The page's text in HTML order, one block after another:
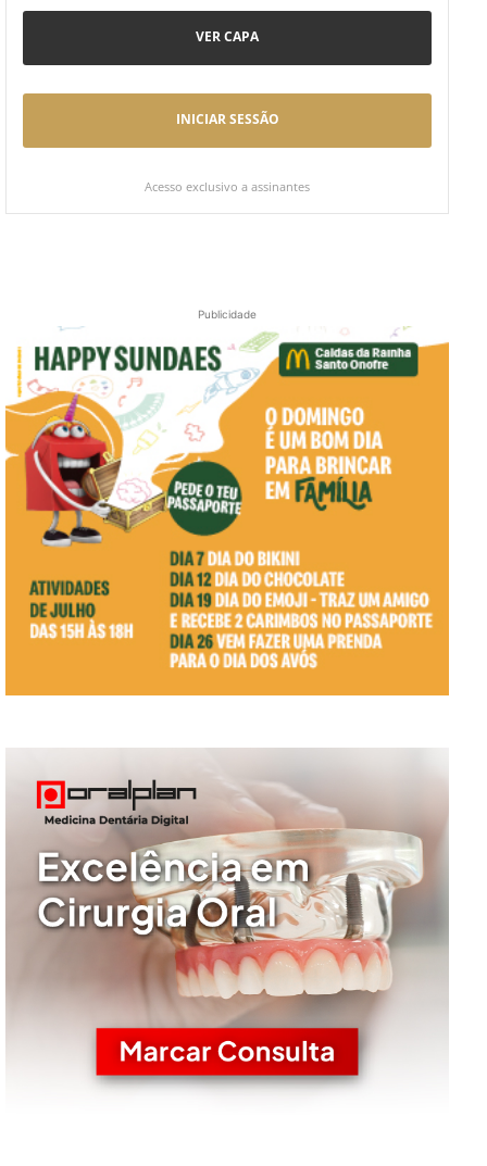
VER CAPA
INICIAR SESSÃO
Acesso exclusivo a assinantes
Publicidade